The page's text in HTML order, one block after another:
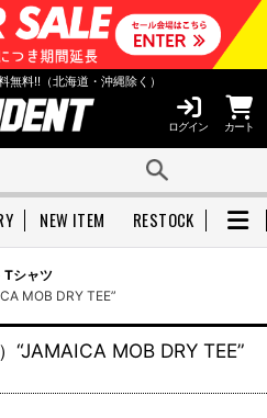
料!!（北海道・沖縄除く）
ログイン カート
NEW ITEM RESTOCK
Tシャツ
MOB DRY TEE”
“JAMAICA MOB DRY TEE”